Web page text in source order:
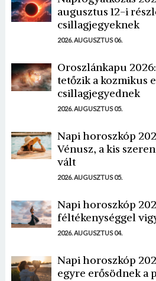
augusztus 12-i
csillagjegyeknek
2026. AUGUSZTUS 06.
Oroszlánkapu
tetőzik a kozmikus
csillagjegyednek
2026. AUGUSZTUS 05.
Napi horoszkóp
Vénusz, a kis
vált
2026. AUGUSZTUS 05.
Napi horoszkóp
féltékenységgel
2026. AUGUSZTUS 04.
Napi horoszkóp
egyre erősödnek a